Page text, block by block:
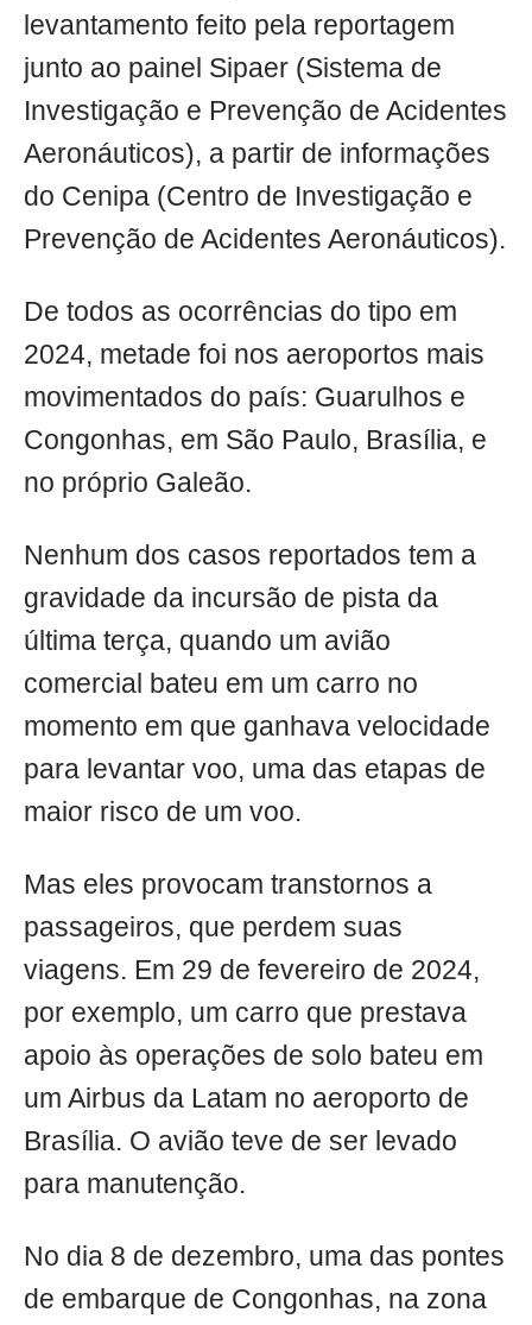
levantamento feito pela reportagem
junto ao painel Sipaer (Sistema de
Investigação e Prevenção de Acidentes
Aeronáuticos), a partir de informações
do Cenipa (Centro de Investigação e
Prevenção de Acidentes Aeronáuticos).
De todos as ocorrências do tipo em
2024, metade foi nos aeroportos mais
movimentados do país: Guarulhos e
Congonhas, em São Paulo, Brasília, e
no próprio Galeão.
Nenhum dos casos reportados tem a
gravidade da incursão de pista da
última terça, quando um avião
comercial bateu em um carro no
momento em que ganhava velocidade
para levantar voo, uma das etapas de
maior risco de um voo.
Mas eles provocam transtornos a
passageiros, que perdem suas
viagens. Em 29 de fevereiro de 2024,
por exemplo, um carro que prestava
apoio às operações de solo bateu em
um Airbus da Latam no aeroporto de
Brasília. O avião teve de ser levado
para manutenção.
No dia 8 de dezembro, uma das pontes
de embarque de Congonhas, na zona